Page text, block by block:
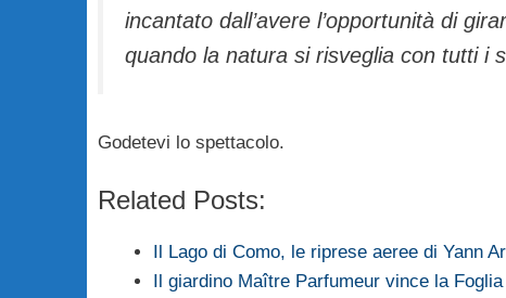
incantato dall’avere l’opportunità di
quando la natura si risveglia con tutti i
Godetevi lo spettacolo.
Related Posts:
Il Lago di Como, le riprese aeree di Yann
Il giardino Maître Parfumeur vince la